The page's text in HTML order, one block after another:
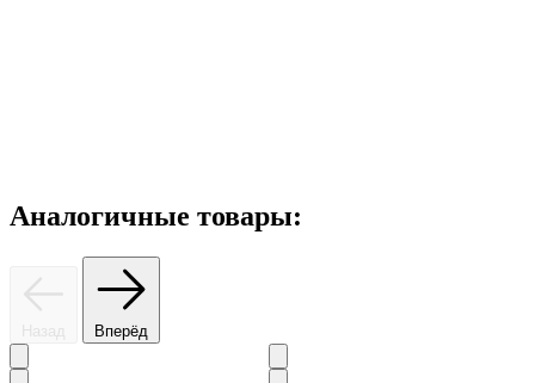
Аналогичные товары:
Назад Вперёд